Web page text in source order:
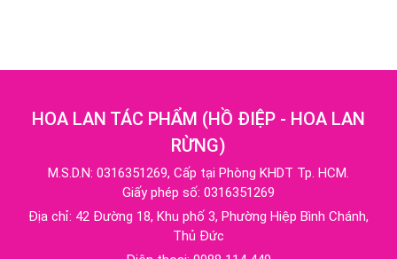
HOA LAN TÁC PHẨM (HỒ ĐIỆP - HOA LAN
RỪNG)
M.S.D.N: 0316351269, Cấp tại Phòng KHDT Tp. HCM.
Giấy phép số: 0316351269
Địa chỉ: 42 Đường 18, Khu phố 3, Phường Hiệp Bình Chánh,
Thủ Đức